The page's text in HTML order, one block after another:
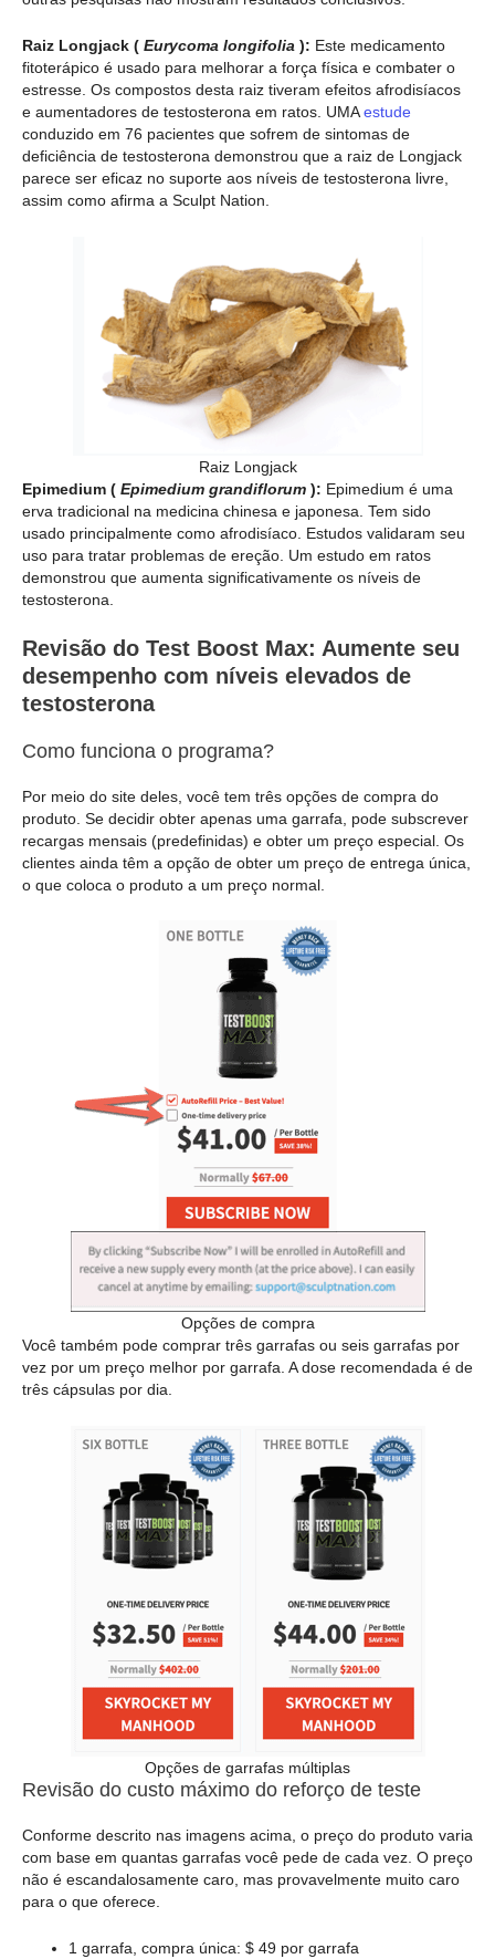
Raiz Longjack ( Eurycoma longifolia ): Este medicamento
fitoterápico é usado para melhorar a força física e combater o
estresse. Os compostos desta raiz tiveram efeitos afrodisíacos
e aumentadores de testosterona em ratos. UMAestude
conduzido em 76 pacientes que sofrem de sintomas de
deficiência de testosterona demonstrou que a raiz de Longjack
parece ser eficaz no suporte aos níveis de testosterona livre,
assim como afirma a Sculpt Nation.
Raiz Longjack
Epimedium ( Epimedium grandiflorum ): Epimedium é uma
erva tradicional na medicina chinesa e japonesa. Tem sido
usado principalmente como afrodisíaco. Estudos validaram seu
uso para tratar problemas de ereção. Um estudo em ratos
demonstrou que aumenta significativamente os níveis de
testosterona.
Revisão do Test Boost Max: Aumente seu
desempenho com níveis elevados de
testosterona
Como funciona o programa?
Por meio do site deles, você tem três opções de compra do
produto. Se decidir obter apenas uma garrafa, pode subscrever
recargas mensais (predefinidas) e obter um preço especial. Os
clientes ainda têm a opção de obter um preço de entrega única,
o que coloca o produto a um preço normal.
Opções de compra
Você também pode comprar três garrafas ou seis garrafas por
vez por um preço melhor por garrafa. A dose recomendada é de
três cápsulas por dia.
Opções de garrafas múltiplas
Revisão do custo máximo do reforço de teste
Conforme descrito nas imagens acima, o preço do produto varia
com base em quantas garrafas você pede de cada vez. O preço
não é escandalosamente caro, mas provavelmente muito caro
para o que oferece.
1 garrafa, compra única: $ 49 por garrafa